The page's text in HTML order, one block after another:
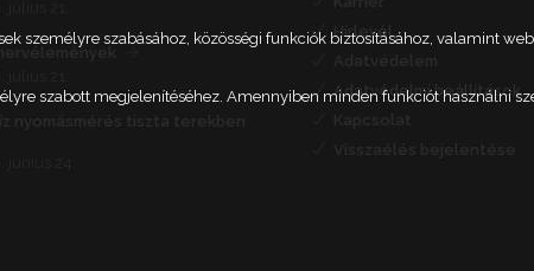
Hírlevél
Adatvédelmi beállítások
személyre szabásához, közösségi funkciók biztosításához, valamint
szabott megjelenítéséhez. Amennyiben minden funkciót használni